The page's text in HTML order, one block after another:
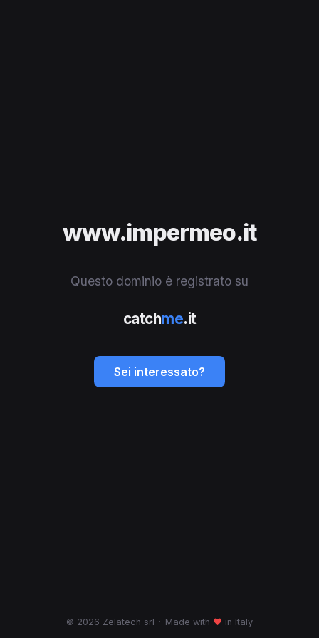
www.impermeo.it
Questo dominio è registrato su
catchme.it
Sei interessato?
© 2026 Zelatech srl · Made with ♥ in Italy